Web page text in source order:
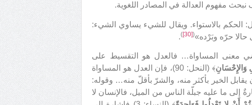
مفهوم العدالة في المصادر اللغوية.
الحكم بالاستواء. ويقال للشيء يساوي الشيء:
حرّه وبَرْده»(
[30]
)
.
معنى المساواة… فالعدل هو التقسيط على
وَالإِحْسَانِ
﴾ (النحل: 90)، فإن العدل هو المساواة
الخير بأكثر منه، والشرّ بأقلّ منه… وقوله:
129) فإشارةٌ إلى ما عليه جبلّة الناس من الميل، فالإنسان لا